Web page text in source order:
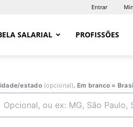
Entrar
SALARIAL PROFISSÕES
estado (opcional). Em branco =